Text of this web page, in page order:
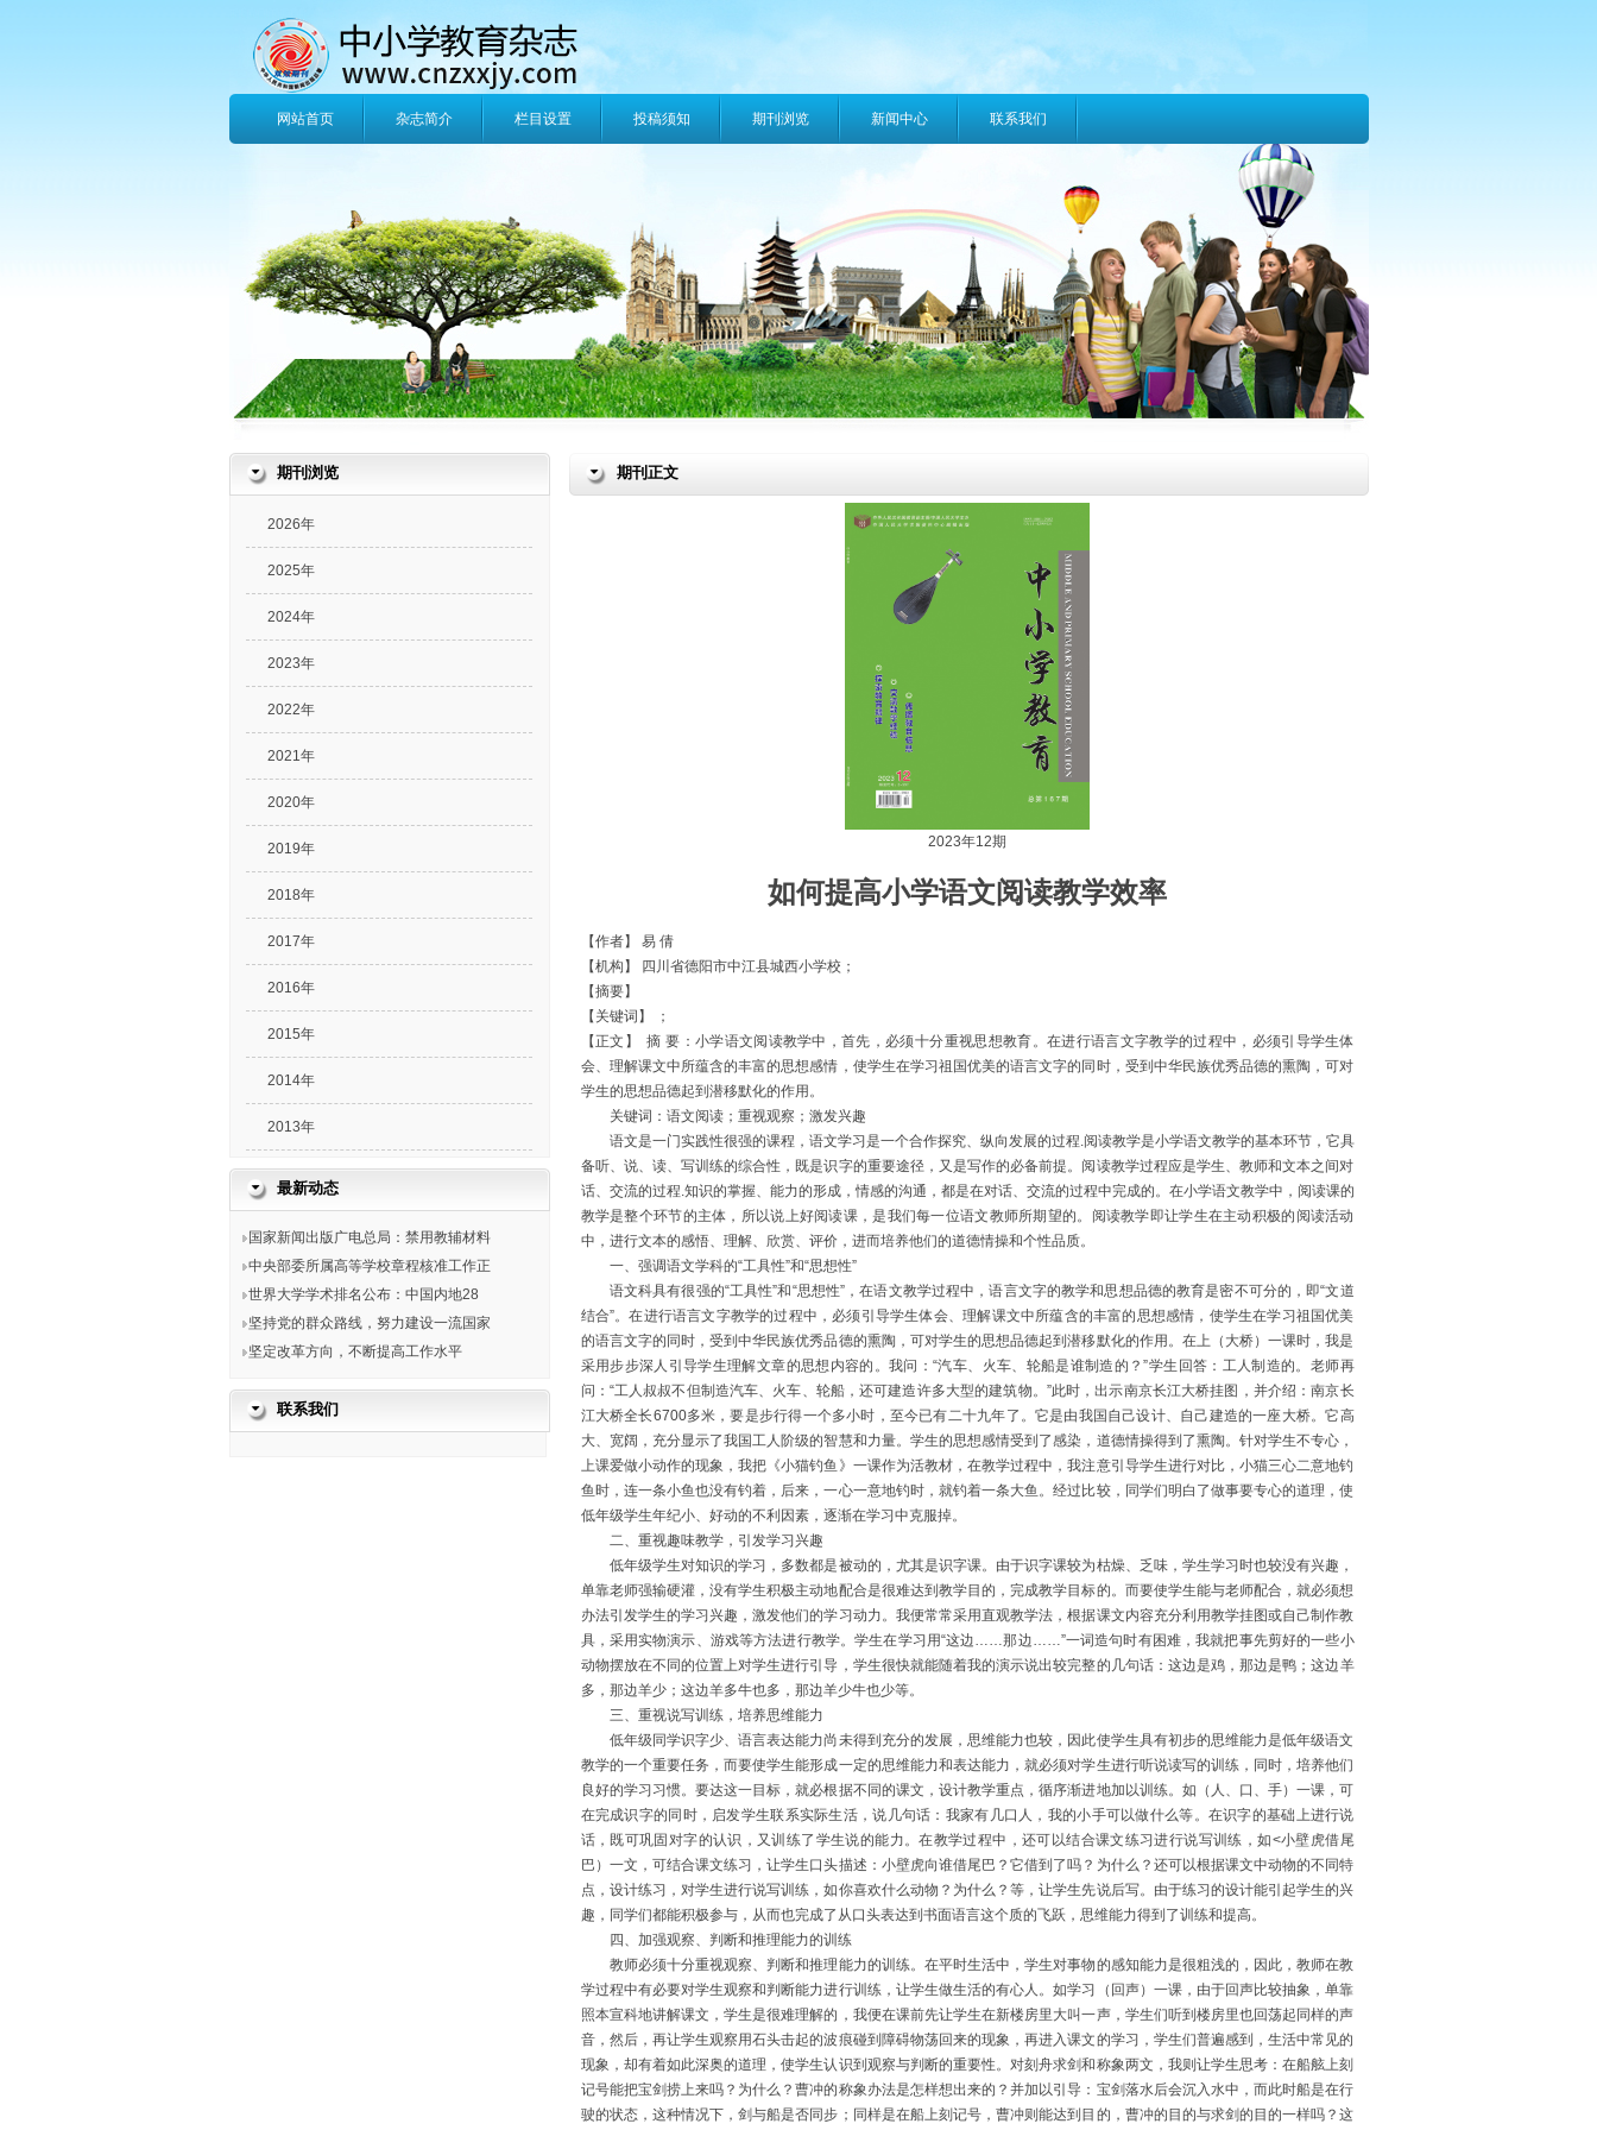
网站首页 杂志简介 栏目设置 投稿须知 期刊浏览 新闻中心 联系我们
期刊浏览
2026年
2025年
2024年
2023年
2022年
2021年
2020年
2019年
2018年
2017年
2016年
2015年
2014年
2013年
最新动态
国家新闻出版广电总局：禁用教辅材料
中央部委所属高等学校章程核准工作正
世界大学学术排名公布：中国内地28
坚持党的群众路线，努力建设一流国家
坚定改革方向，不断提高工作水平
联系我们
期刊正文
2023年12期
如何提高小学语文阅读教学效率
【作者】 易 倩
【机构】
四川省德阳市中江县城西小学校；
【摘要】
【关键词】
；
【正文】 摘 要：小学语文阅读教学中，首先，必须十分重视思想教育。在进行语言文字教学的过程中，必须引导学生体
会、理解课文中所蕴含的丰富的思想感情，使学生在学习祖国优美的语言文字的同时，受到中华民族优秀品德的熏陶，可对
学生的思想品德起到潜移默化的作用。
关键词：语文阅读；重视观察；激发兴趣
语文是一门实践性很强的课程，语文学习是一个合作探究、纵向发展的过程.阅读教学是小学语文教学的基本环节，它具
备听、说、读、写训练的综合性，既是识字的重要途径，又是写作的必备前提。阅读教学过程应是学生、教师和文本之间对
话、交流的过程.知识的掌握、能力的形成，情感的沟通，都是在对话、交流的过程中完成的。在小学语文教学中，阅读课的
教学是整个环节的主体，所以说上好阅读课，是我们每一位语文教师所期望的。阅读教学即让学生在主动积极的阅读活动
中，进行文本的感悟、理解、欣赏、评价，进而培养他们的道德情操和个性品质。
一、强调语文学科的“工具性”和“思想性”
语文科具有很强的“工具性”和“思想性”，在语文教学过程中，语言文字的教学和思想品德的教育是密不可分的，即“文道
结合”。在进行语言文字教学的过程中，必须引导学生体会、理解课文中所蕴含的丰富的思想感情，使学生在学习祖国优美
的语言文字的同时，受到中华民族优秀品德的熏陶，可对学生的思想品德起到潜移默化的作用。在上（大桥）一课时，我是
采用步步深人引导学生理解文章的思想内容的。我问：“汽车、火车、轮船是谁制造的？”学生回答：工人制造的。老师再
问：“工人叔叔不但制造汽车、火车、轮船，还可建造许多大型的建筑物。”此时，出示南京长江大桥挂图，并介绍：南京长
江大桥全长6700多米，要是步行得一个多小时，至今已有二十九年了。它是由我国自己设计、自己建造的一座大桥。它高
大、宽阔，充分显示了我国工人阶级的智慧和力量。学生的思想感情受到了感染，道德情操得到了熏陶。针对学生不专心，
上课爱做小动作的现象，我把《小猫钓鱼》一课作为活教材，在教学过程中，我注意引导学生进行对比，小猫三心二意地钓
鱼时，连一条小鱼也没有钓着，后来，一心一意地钓时，就钓着一条大鱼。经过比较，同学们明白了做事要专心的道理，使
低年级学生年纪小、好动的不利因素，逐渐在学习中克服掉。
二、重视趣味教学，引发学习兴趣
低年级学生对知识的学习，多数都是被动的，尤其是识字课。由于识字课较为枯燥、乏味，学生学习时也较没有兴趣，
单靠老师强输硬灌，没有学生积极主动地配合是很难达到教学目的，完成教学目标的。而要使学生能与老师配合，就必须想
办法引发学生的学习兴趣，激发他们的学习动力。我便常常采用直观教学法，根据课文内容充分利用教学挂图或自己制作教
具，采用实物演示、游戏等方法进行教学。学生在学习用“这边……那边……”一词造句时有困难，我就把事先剪好的一些小
动物摆放在不同的位置上对学生进行引导，学生很快就能随着我的演示说出较完整的几句话：这边是鸡，那边是鸭；这边羊
多，那边羊少；这边羊多牛也多，那边羊少牛也少等。
三、重视说写训练，培养思维能力
低年级同学识字少、语言表达能力尚未得到充分的发展，思维能力也较，因此使学生具有初步的思维能力是低年级语文
教学的一个重要任务，而要使学生能形成一定的思维能力和表达能力，就必须对学生进行听说读写的训练，同时，培养他们
良好的学习习惯。要达这一目标，就必根据不同的课文，设计教学重点，循序渐进地加以训练。如（人、口、手）一课，可
在完成识字的同时，启发学生联系实际生活，说几句话：我家有几口人，我的小手可以做什么等。在识字的基础上进行说
话，既可巩固对字的认识，又训练了学生说的能力。在教学过程中，还可以结合课文练习进行说写训练，如<小壁虎借尾
巴）一文，可结合课文练习，让学生口头描述：小壁虎向谁借尾巴？它借到了吗？为什么？还可以根据课文中动物的不同特
点，设计练习，对学生进行说写训练，如你喜欢什么动物？为什么？等，让学生先说后写。由于练习的设计能引起学生的兴
趣，同学们都能积极参与，从而也完成了从口头表达到书面语言这个质的飞跃，思维能力得到了训练和提高。
四、加强观察、判断和推理能力的训练
教师必须十分重视观察、判断和推理能力的训练。在平时生活中，学生对事物的感知能力是很粗浅的，因此，教师在教
学过程中有必要对学生观察和判断能力进行训练，让学生做生活的有心人。如学习（回声）一课，由于回声比较抽象，单靠
照本宣科地讲解课文，学生是很难理解的，我便在课前先让学生在新楼房里大叫一声，学生们听到楼房里也回荡起同样的声
音，然后，再让学生观察用石头击起的波痕碰到障碍物荡回来的现象，再进入课文的学习，学生们普遍感到，生活中常见的
现象，却有着如此深奥的道理，使学生认识到观察与判断的重要性。对刻舟求剑和称象两文，我则让学生思考：在船舷上刻
记号能把宝剑捞上来吗？为什么？曹冲的称象办法是怎样想出来的？并加以引导：宝剑落水后会沉入水中，而此时船是在行
驶的状态，这种情况下，剑与船是否同步；同样是在船上刻记号，曹冲则能达到目的，曹冲的目的与求剑的目的一样吗？这